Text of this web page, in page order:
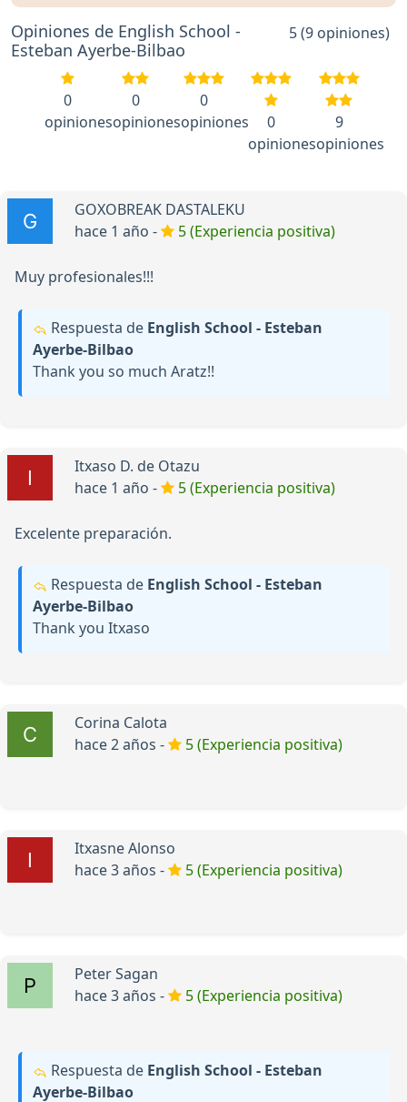
Opiniones de English School -
Esteban Ayerbe-Bilbao
5 (9 opiniones)
0
opiniones
0
opiniones
0
opiniones
0
opiniones
9
opiniones
GOXOBREAK DASTALEKU
hace 1 año -
5 (Experiencia positiva)
Muy profesionales!!!
Respuesta de English School - Esteban
Ayerbe-Bilbao
Thank you so much Aratz!!
Itxaso D. de Otazu
hace 1 año -
5 (Experiencia positiva)
Excelente preparación.
Respuesta de English School - Esteban
Ayerbe-Bilbao
Thank you Itxaso
Corina Calota
hace 2 años -
5 (Experiencia positiva)
Itxasne Alonso
hace 3 años -
5 (Experiencia positiva)
Peter Sagan
hace 3 años -
5 (Experiencia positiva)
Respuesta de English School - Esteban
Ayerbe-Bilbao